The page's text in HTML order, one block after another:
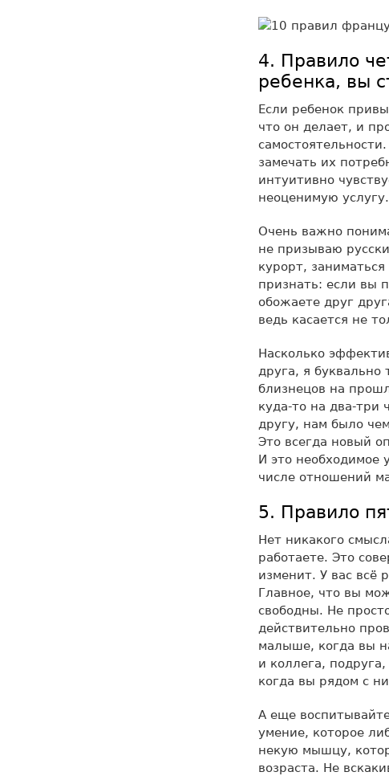
4. Правило
ребенка, вы
Если ребенок
что он делает, и
замечать их
интуитивно
неоценимую услугу.
Очень важно
не призываю
курорт,
признать: если вы
обожаете друг
ведь касается не
Насколько
друга, я
близнецов на
куда-то на два-три
другу, нам было
Это всегда новый
И это необходимое
числе отношений
5. Правило
Нет никакого
работаете. Это
изменит. У вас всё
Главное, что вы
свободны. Не
действительно
малыше, когда вы
и коллега,
когда вы рядом с
А еще
умение, которое
некую мышцу,
возраста. Не